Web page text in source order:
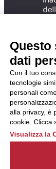
Questo
dati
Con il tuo
tecnologie
personali
alla privacy, è
cookie. Clicca
Visualizza la